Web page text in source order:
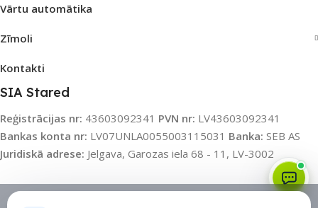
Vārtu automātika
Zīmoli
Kontakti
SIA Stared
Reģistrācijas nr: 43603092341 PVN nr: LV43603092341
Bankas konta nr: LV07UNLA0055003115031 Banka: SEB AS
Juridiskā adrese: Jelgava, Garozas iela 68 - 11, LV-3002